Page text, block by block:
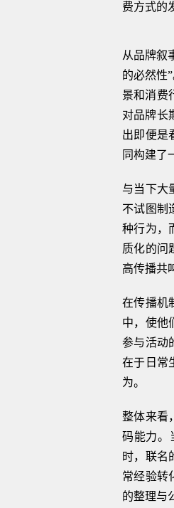
费方式的
从品牌叙
的必然性
景和消费
对品牌长
出即便是
同构建了
与当下大
不试图制
种行为，
质化的问
高传播共
在传播机
中，使他
参与活动
在于日常
为。
整体来看
码能力。
时，联名
常经验转
的整理与